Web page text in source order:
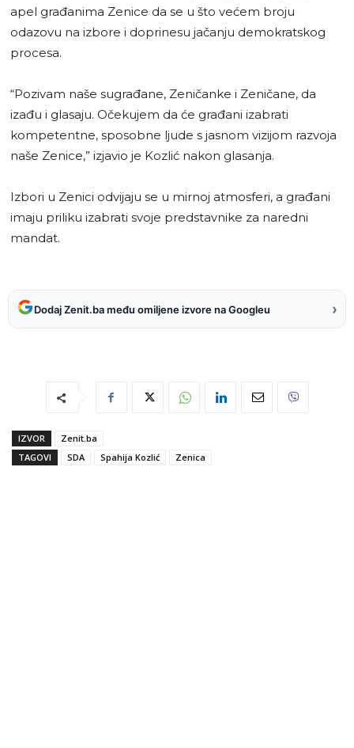
apel građanima Zenice da se u što većem broju
odazovu na izbore i doprinesu jačanju demokratskog
procesa.
“Pozivam naše sugrađane, Zeničanke i Zeničane, da
izađu i glasaju. Očekujem da će građani izabrati
kompetentne, sposobne ljude s jasnom vizijom razvoja
naše Zenice,” izjavio je Kozlić nakon glasanja.
Izbori u Zenici odvijaju se u mirnoj atmosferi, a građani
imaju priliku izabrati svoje predstavnike za naredni
mandat.
Dodaj Zenit.ba među omiljene izvore na Googleu ›
IZVOR
Zenit.ba
TAGOVI
SDA Spahija Kozlić Zenica